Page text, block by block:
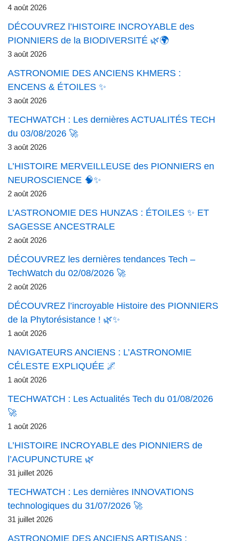
4 août 2026
DÉCOUVREZ l’HISTOIRE INCROYABLE des
PIONNIERS de la BIODIVERSITÉ 🌿🌍
3 août 2026
ASTRONOMIE DES ANCIENS KHMERS :
ENCENS & ÉTOILES ✨
3 août 2026
TECHWATCH : Les dernières ACTUALITÉS TECH
du 03/08/2026 🚀
3 août 2026
L’HISTOIRE MERVEILLEUSE des PIONNIERS en
NEUROSCIENCE 🧠✨
2 août 2026
L’ASTRONOMIE DES HUNZAS : ÉTOILES ✨ ET
SAGESSE ANCESTRALE
2 août 2026
DÉCOUVREZ les dernières tendances Tech –
TechWatch du 02/08/2026 🚀
2 août 2026
DÉCOUVREZ l’incroyable Histoire des PIONNIERS
de la Phytorésistance ! 🌿✨
1 août 2026
NAVIGATEURS ANCIENS : L’ASTRONOMIE
CÉLESTE EXPLIQUÉE 🌌
1 août 2026
TECHWATCH : Les Actualités Tech du 01/08/2026
🚀
1 août 2026
L’HISTOIRE INCROYABLE des PIONNIERS de
l’ACUPUNCTURE 🌿
31 juillet 2026
TECHWATCH : Les dernières INNOVATIONS
technologiques du 31/07/2026 🚀
31 juillet 2026
ASTRONOMIE DES ANCIENS ARTISANS :